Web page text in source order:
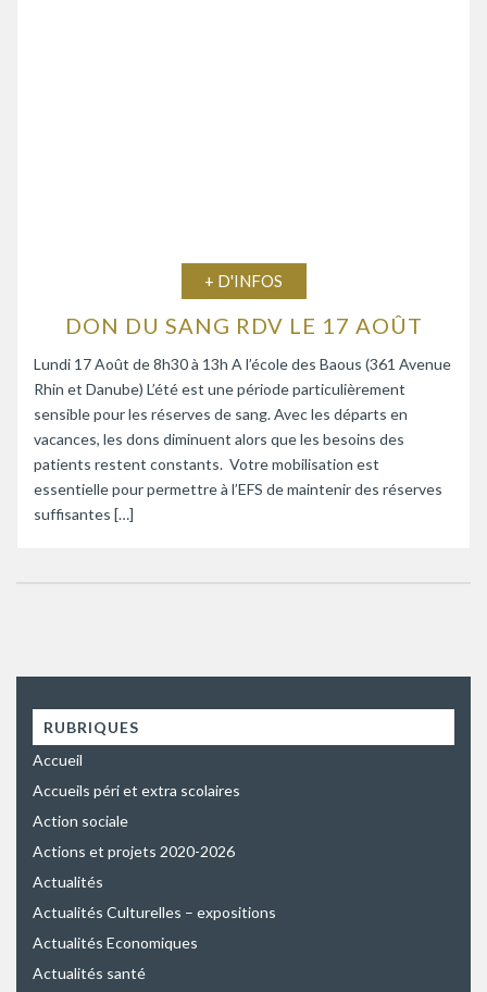
+ D'INFOS
DON DU SANG RDV LE 17 AOÛT
Lundi 17 Août de 8h30 à 13h A l’école des Baous (361 Avenue
Rhin et Danube) L’été est une période particulièrement
sensible pour les réserves de sang. Avec les départs en
vacances, les dons diminuent alors que les besoins des
patients restent constants. Votre mobilisation est
essentielle pour permettre à l’EFS de maintenir des réserves
suffisantes […]
RUBRIQUES
Accueil
Accueils péri et extra scolaires
Action sociale
Actions et projets 2020-2026
Actualités
Actualités Culturelles – expositions
Actualités Economiques
Actualités santé